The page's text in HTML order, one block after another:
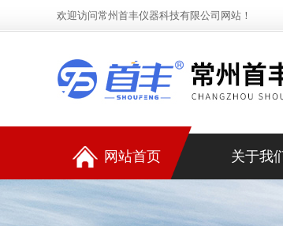
欢迎访问常州首丰仪器科技有限公司网站！
网站首页 关于我